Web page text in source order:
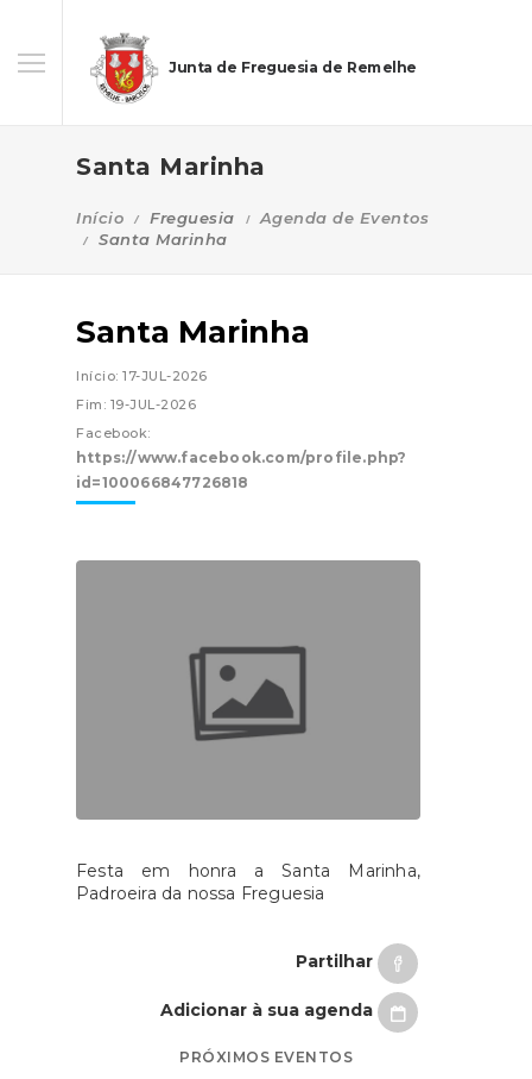
Junta de Freguesia de Remelhe
Santa Marinha
Início Freguesia
Agenda de Eventos
Santa Marinha
Santa Marinha
Início: 17-JUL-2026
Fim: 19-JUL-2026
Facebook:
https://www.facebook.com/profile.php?
id=100066847726818
Festa em honra a Santa Marinha,
Padroeira da nossa Freguesia
Partilhar
Adicionar à sua agenda
PRÓXIMOS EVENTOS